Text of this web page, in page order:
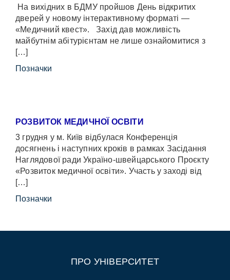
На вихідних в БДМУ пройшов День відкритих
дверей у новому інтерактивному форматі —
«Медичний квест». Захід дав можливість
майбутнім абітурієнтам не лише ознайомитися з
[…]
Позначки
РОЗВИТОК МЕДИЧНОЇ ОСВІТИ
3 грудня у м. Київ відбулася Конференція
досягнень і наступних кроків в рамках Засідання
Наглядової ради Україно-швейцарського Проєкту
«Розвиток медичної освіти». Участь у заході від
[…]
Позначки
ПРО УНІВЕРСИТЕТ